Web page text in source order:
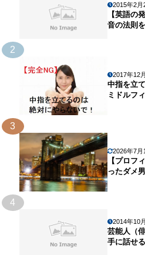
2015年2月
【英語の
音の法則
2
2017年12
中指を立
ミドルフ
3
2026年7月
【プロフ
ったダメ
4
2014年10
芸能人（
手に話せ